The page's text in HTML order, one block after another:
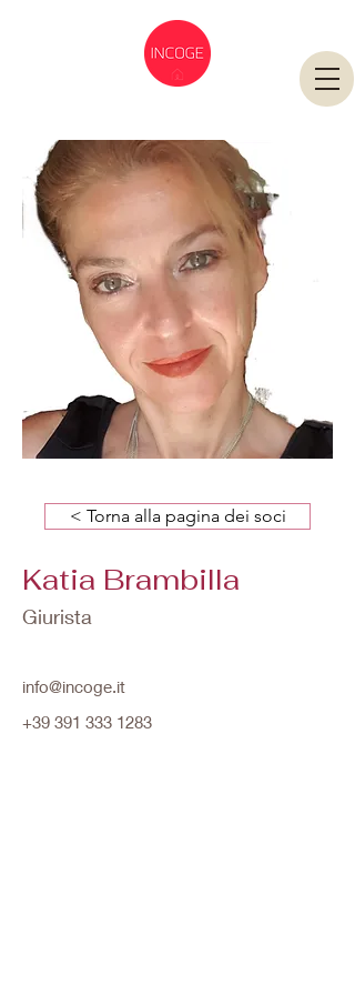
< Torna alla pagina dei soci
Katia Brambilla
Giurista
info@incoge.it
+39 391 333 1283